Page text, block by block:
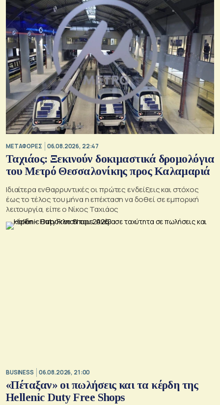
ΜΕΤΑΦΟΡΕΣ 06.08.2026, 22:47
Ταχιάος: Ξεκινούν δοκιμαστικά δρομολόγια
του Μετρό Θεσσαλονίκης προς Καλαμαριά
Ιδιαίτερα ενθαρρυντικές οι πρώτες ενδείξεις και στόχος
έως το τέλος του μήνα η επέκταση να δοθεί σε εμπορική
λειτουργία, είπε ο Νίκος Ταχιάος
BUSINESS 06.08.2026, 21:00
«Πέταξαν» οι πωλήσεις και τα κέρδη της
Hellenic Duty Free Shops